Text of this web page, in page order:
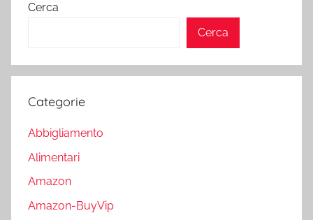
Cerca
Cerca
Categorie
Abbigliamento
Alimentari
Amazon
Amazon-BuyVip